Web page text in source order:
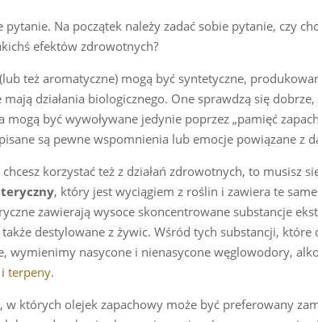
pytanie. Na początek należy zadać sobie pytanie, czy
efektów zdrowotnych?
(lub też aromatyczne) mogą być syntetyczne,
działania biologicznego. One sprawdzą się
mogą być wywoływane jedynie poprzez „pamięć
są pewne wspomnienia lub emocje powiązane z
chcesz korzystać też z działań zdrowotnych, to musisz
, który jest wyciągiem z roślin i zawiera te
zawierają wysoce skoncentrowane substancje
destylowane z żywic. Wśród tych substancji, które
wymienimy nasycone i nienasycone węglowodory,
terpeny.
w których olejek zapachowy może być preferowany